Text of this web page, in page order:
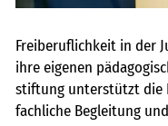
Freiberuflichkeit in der
ihre eigenen
stiftung unterstützt die
fachliche Begleitung